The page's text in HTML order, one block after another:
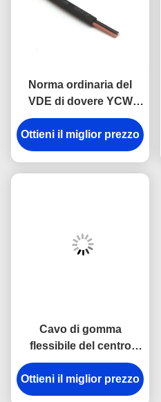
Norma ordinaria del
VDE di dovere YCW
YZW del cavo di gomma
flessibile di potere di
H05RN-F EPR
Ottieni il miglior prezzo
Cavo di gomma
flessibile del centro
1.5mm di YCW YC
450/750V 3 per
l'estrazione mineraria
Ottieni il miglior prezzo